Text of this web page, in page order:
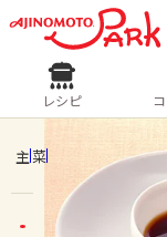
ロ
ログ
レシピ
人気の食材
レシピ
主菜